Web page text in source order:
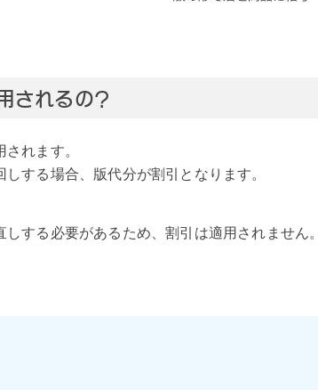
されるの？
れます。
する場合、版代分が割引となります。
する必要があるため、割引は適用されません